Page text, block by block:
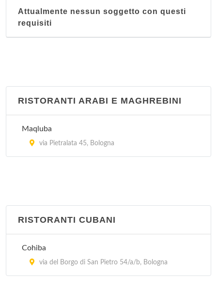
Attualmente nessun soggetto con questi
requisiti
RISTORANTI ARABI E MAGHREBINI
Maqluba
via Pietralata 45, Bologna
RISTORANTI CUBANI
Cohiba
via del Borgo di San Pietro 54/a/b, Bologna